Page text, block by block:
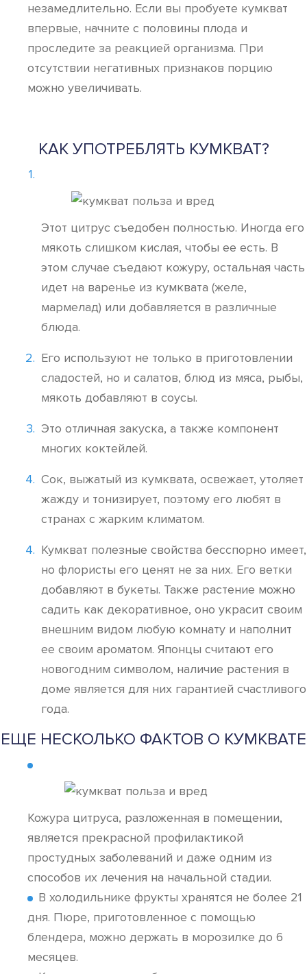
незамедлительно. Если вы пробуете кумкват
впервые, начните с половины плода и
проследите за реакцией организма. При
отсутствии негативных признаков порцию
можно увеличивать.
КАК УПОТРЕБЛЯТЬ КУМКВАТ?
Этот цитрус съедобен полностью. Иногда его
мякоть слишком кислая, чтобы ее есть. В
этом случае съедают кожуру, остальная часть
идет на варенье из кумквата (желе,
мармелад) или добавляется в различные
блюда.
Его используют не только в приготовлении
сладостей, но и салатов, блюд из мяса, рыбы,
мякоть добавляют в соусы.
Это отличная закуска, а также компонент
многих коктейлей.
Сок, выжатый из кумквата, освежает, утоляет
жажду и тонизирует, поэтому его любят в
странах с жарким климатом.
Кумкват полезные свойства бесспорно имеет,
но флористы его ценят не за них. Его ветки
добавляют в букеты. Также растение можно
садить как декоративное, оно украсит своим
внешним видом любую комнату и наполнит
ее своим ароматом. Японцы считают его
новогодним символом, наличие растения в
доме является для них гарантией счастливого
года.
ЕЩЕ НЕСКОЛЬКО ФАКТОВ О КУМКВАТЕ
Кожура цитруса, разложенная в помещении,
является прекрасной профилактикой
простудных заболеваний и даже одним из
способов их лечения на начальной стадии.
В холодильнике фрукты хранятся не более 21
дня. Пюре, приготовленное с помощью
блендера, можно держать в морозилке до 6
месяцев.